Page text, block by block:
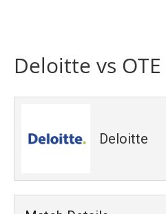
Deloitte vs
Deloitte